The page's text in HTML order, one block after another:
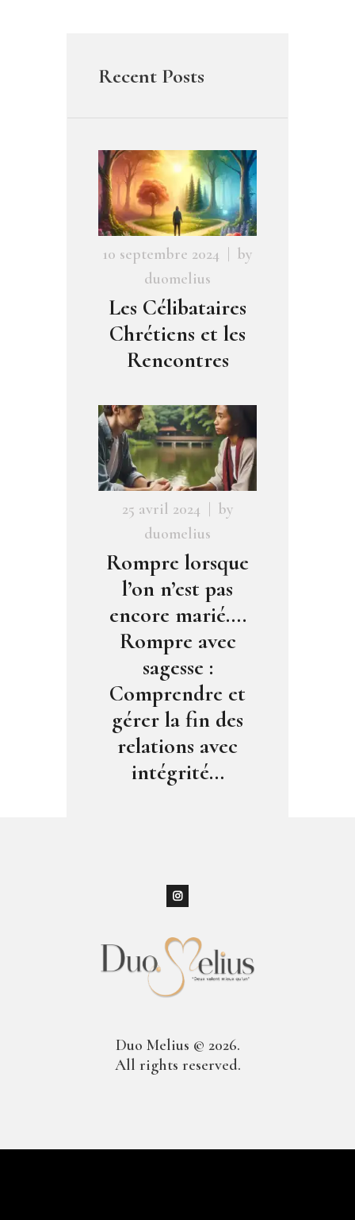
Recent Posts
10 septembre 2024
by
duomelius
Les Célibataires
Chrétiens et les
Rencontres
25 avril 2024
by
duomelius
Rompre lorsque
l’on n’est pas
encore marié….
Rompre avec
sagesse :
Comprendre et
gérer la fin des
relations avec
intégrité…
Duo Melius © 2026.
All rights reserved.